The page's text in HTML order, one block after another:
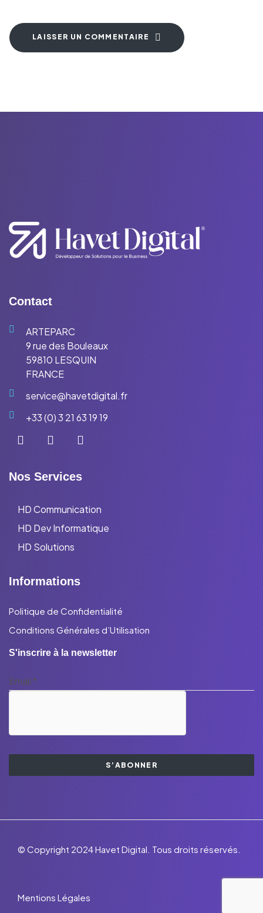
LAISSER UN COMMENTAIRE
Contact
ARTEPARC
9 rue des Bouleaux
59810 LESQUIN
FRANCE
service@havetdigital.fr
+33 (0) 3 21 63 19 19
Nos Services
HD Communication
HD Dev Informatique
HD Solutions
Informations
Politique de Confidentialité
Conditions Générales d’Utilisation
S'inscrire à la newsletter
Email*
S’ABONNER
© Copyright 2024 Havet Digital. Tous droits réservés.
Mentions Légales